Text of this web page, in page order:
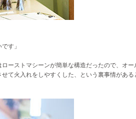
す」
ーストマシーンが簡単な構造だったので、オー
て火入れをしやすくした、という裏事情がある